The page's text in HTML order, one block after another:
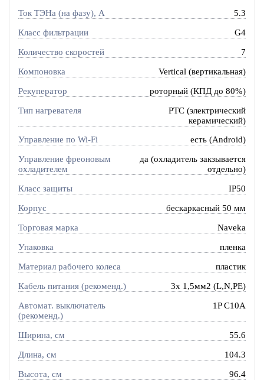
Ток ТЭНа (на фазу), А 5.3
Класс фильтрации G4
Количество скоростей 7
Компоновка Vertical (вертикальная)
Рекуператор роторный (КПД до 80%)
Тип нагревателя
PTC (электрический
керамический)
Управление по Wi-Fi есть (Android)
Управление фреоновым
охладителем
да (охладитель закзывается
отдельно)
Класс защиты IP50
Корпус бескаркасный 50 мм
Торговая марка Naveka
Упаковка пленка
Материал рабочего колеса пластик
Кабель питания (рекоменд.) 3х 1,5мм2 (L,N,PE)
Автомат. выключатель
(рекоменд.)
1P C10A
Ширина, см 55.6
Длина, см 104.3
Высота, см 96.4